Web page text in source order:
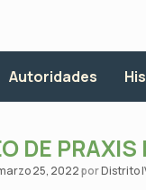
Autoridades
DE
25, 2022porDistrito